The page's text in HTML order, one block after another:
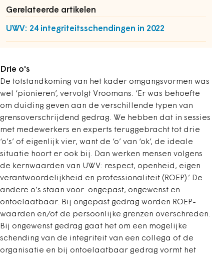
Gerelateerde artikelen
UWV: 24 integriteitsschendingen in 2022
Drie o's
De totstandkoming van het kader omgangsvormen was
wel ‘pionieren’, vervolgt Vroomans. ‘Er was behoefte
om duiding geven aan de verschillende typen van
grensoverschrijdend gedrag. We hebben dat in sessies
met medewerkers en experts teruggebracht tot drie
‘o’s’ of eigenlijk vier, want de ‘o’ van ‘ok’, de ideale
situatie hoort er ook bij. Dan werken mensen volgens
de kernwaarden van UWV: respect, openheid, eigen
verantwoordelijkheid en professionaliteit (ROEP).’ De
andere o’s staan voor: ongepast, ongewenst en
ontoelaatbaar. Bij ongepast gedrag worden ROEP-
waarden en/of de persoonlijke grenzen overschreden.
Bij ongewenst gedrag gaat het om een mogelijke
schending van de integriteit van een collega of de
organisatie en bij ontoelaatbaar gedrag vormt het